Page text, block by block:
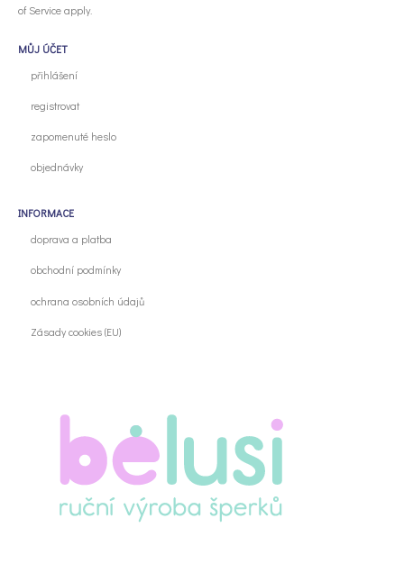
of Serviceapply.
MŮJ ÚČET
přihlášení
registrovat
zapomenuté heslo
objednávky
INFORMACE
doprava a platba
obchodní podmínky
ochrana osobních údajů
Zásady cookies (EU)